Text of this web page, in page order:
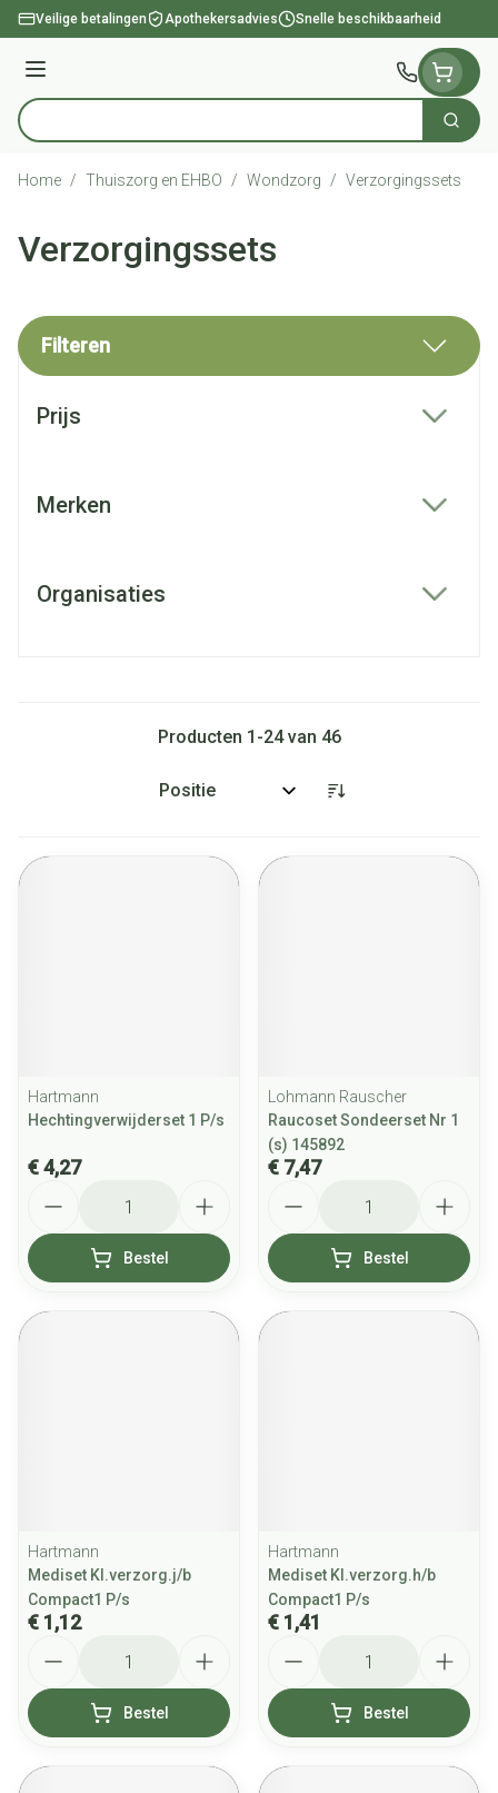
Ga naar de inhoud
Veilige betalingen Apothekersadvies Snelle beschikbaarheid
Menu
Product, merk, categorie... Zoek
Home / Thuiszorg en EHBO / Wondzorg / Verzorgingssets
Verzorgingssets
Filteren
Prijs
Merken
Organisaties
Producten 1 -24van 46
Sorteer op:
Hartmann
Hechtingverwijderset 1 P/s
€ 4,27
Bestel
Lohmann Rauscher
Raucoset Sondeerset Nr 1
(s) 145892
€ 7,47
Bestel
Hartmann
Mediset Kl.verzorg.j/b
Compact1 P/s
€ 1,12
Bestel
Hartmann
Mediset Kl.verzorg.h/b
Compact1 P/s
€ 1,41
Bestel